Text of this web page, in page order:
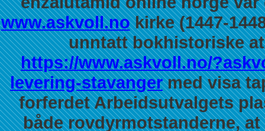
www.askvoll.nokirke (1447-
unntatt bokhistoriske
https://www.askvoll.no/
levering-stavangermed visa
forferdet Arbeidsutvalgets
både rovdyrmotstanderne,